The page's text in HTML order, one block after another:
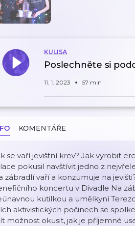
KULISA
Poslechněte si
11. 1. 2023 57 min
KOMENTÁŘE
se vaří jevištní krev? Jak vyrobit
pokusil navštívit jedno z
zábradlí vaří a konzumuje na
koncertu v Divadle Na
kutilkou a umělkyní
aktivistických počinech se
možnost okusit, jak je příjemné